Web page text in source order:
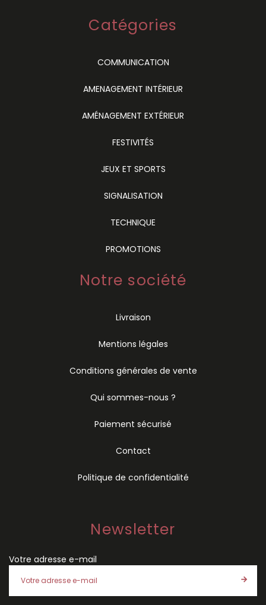
Catégories
COMMUNICATION
AMENAGEMENT INTÉRIEUR
AMÉNAGEMENT EXTÉRIEUR
FESTIVITÉS
JEUX ET SPORTS
SIGNALISATION
TECHNIQUE
PROMOTIONS
Notre société
Livraison
Mentions légales
Conditions générales de vente
Qui sommes-nous ?
Paiement sécurisé
Contact
Politique de confidentialité
Newsletter
Votre adresse e-mail